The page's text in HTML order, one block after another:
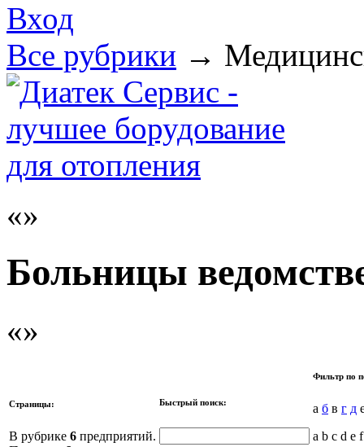
Вход
Все рубрики →
Больницы
Страницы:
В рубрике 6 предприятий.
Быстрый поиск:
Фильтр по
а б в г д
a b c d e